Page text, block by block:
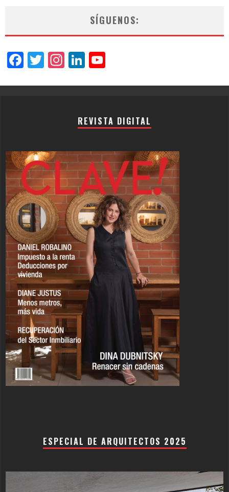
SÍGUENOS:
Facebook
Twitter
Instagram
LinkedIn
REVISTA DIGITAL
ESPECIAL DE ARQUITECTOS 2025